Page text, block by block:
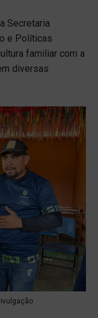
Secretaria
e Políticas
familiar com a
diversas